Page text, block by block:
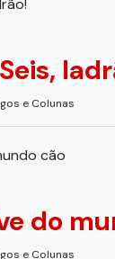
e Colunas
do
e Colunas